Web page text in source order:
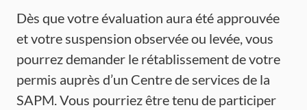
Dès que votre évaluation aura été approuvée
et votre suspension observée ou levée, vous
pourrez demander le rétablissement de votre
permis auprès d’un Centre de services de la
SAPM. Vous pourriez être tenu de participer